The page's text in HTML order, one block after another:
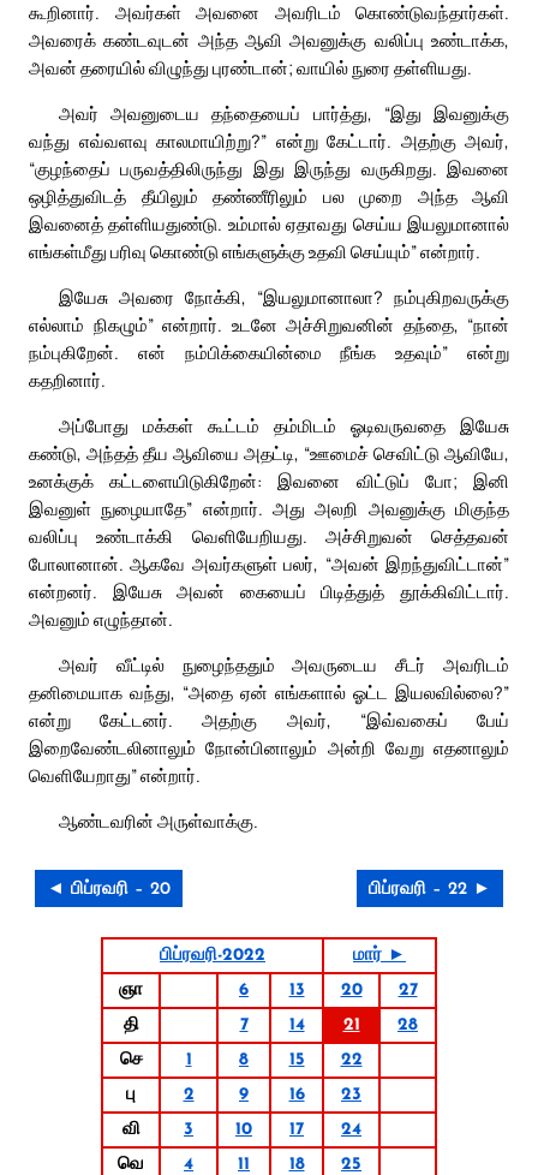
கூறினார். அவர்கள் அவனை அவரிடம் கொண்டுவந்தார்கள்.
அவரைக் கண்டவுடன் அந்த ஆவி அவனுக்கு வலிப்பு உண்டாக்க,
அவன் தரையில் விழுந்து புரண்டான்; வாயில் நுரை தள்ளியது.
அவர் அவனுடைய தந்தையைப் பார்த்து, “இது இவனுக்கு
வந்து எவ்வளவு காலமாயிற்று?” என்று கேட்டார். அதற்கு அவர்,
“குழந்தைப் பருவத்திலிருந்து இது இருந்து வருகிறது. இவனை
ஒழித்துவிடத் தீயிலும் தண்ணீரிலும் பல முறை அந்த ஆவி
இவனைத் தள்ளியதுண்டு. உம்மால் ஏதாவது செய்ய இயலுமானால்
எங்கள்மீது பரிவு கொண்டு எங்களுக்கு உதவி செய்யும்” என்றார்.
இயேசு அவரை நோக்கி, “இயலுமானாலா? நம்புகிறவருக்கு
எல்லாம் நிகழும்” என்றார். உடனே அச்சிறுவனின் தந்தை, “நான்
நம்புகிறேன். என் நம்பிக்கையின்மை நீங்க உதவும்” என்று
கதறினார்.
அப்போது மக்கள் கூட்டம் தம்மிடம் ஓடிவருவதை இயேசு
கண்டு, அந்தத் தீய ஆவியை அதட்டி, “ஊமைச் செவிட்டு ஆவியே,
உனக்குக் கட்டளையிடுகிறேன்: இவனை விட்டுப் போ; இனி
இவனுள் நுழையாதே” என்றார். அது அலறி அவனுக்கு மிகுந்த
வலிப்பு உண்டாக்கி வெளியேறியது. அச்சிறுவன் செத்தவன்
போலானான். ஆகவே அவர்களுள் பலர், “அவன் இறந்துவிட்டான்”
என்றனர். இயேசு அவன் கையைப் பிடித்துத் தூக்கிவிட்டார்.
அவனும் எழுந்தான்.
அவர் வீட்டில் நுழைந்ததும் அவருடைய சீடர் அவரிடம்
தனிமையாக வந்து, “அதை ஏன் எங்களால் ஓட்ட இயலவில்லை?”
என்று கேட்டனர். அதற்கு அவர், “இவ்வகைப் பேய்
இறைவேண்டலினாலும் நோன்பினாலும் அன்றி வேறு எதனாலும்
வெளியேறாது” என்றார்.
ஆண்டவரின் அருள்வாக்கு.
◄ பிப்ரவரி – 20 பிப்ரவரி – 22 ►
பிப்ரவரி-2022
மார் ►
ஞா
6 13 20
27
தி
7 14 21
28
செ
1 8 15
22
பு
2 9 16
23
வி
3 10 17
24
வெ
4 11 18
25